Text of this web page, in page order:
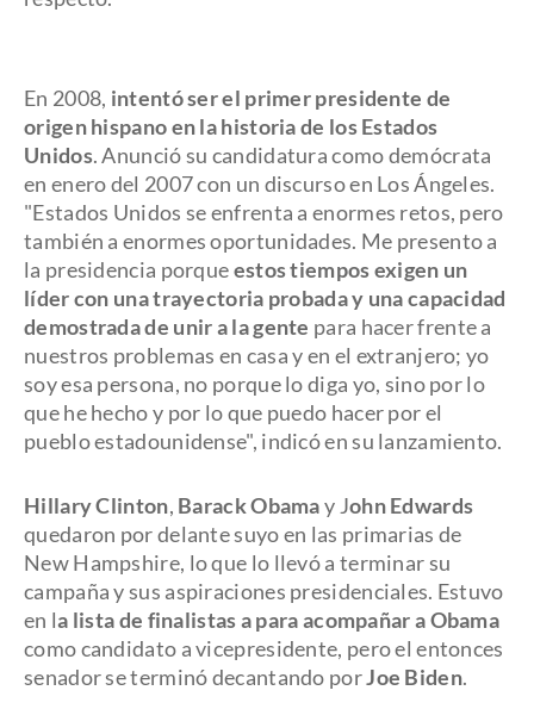
En 2008, intentó ser el primer presidente de
origen hispano en la historia de los Estados
Unidos. Anunció su candidatura como demócrata
en enero del 2007 con un discurso en Los Ángeles.
"Estados Unidos se enfrenta a enormes retos, pero
también a enormes oportunidades. Me presento a
la presidencia porqueestos tiempos exigen un
líder con una trayectoria probada y una capacidad
demostrada de unir a la gente para hacer frente a
nuestros problemas en casa y en el extranjero; yo
soy esa persona, no porque lo diga yo, sino por lo
que he hecho y por lo que puedo hacer por el
pueblo estadounidense", indicó en su lanzamiento.
Hillary Clinton, Barack Obamay John Edwards
quedaron por delante suyo en las primarias de
New Hampshire, lo que lo llevó a terminar su
campaña y sus aspiraciones presidenciales. Estuvo
en la lista de finalistas a para acompañar a Obama
como candidato a vicepresidente, pero el entonces
senador se terminó decantando porJoe Biden.